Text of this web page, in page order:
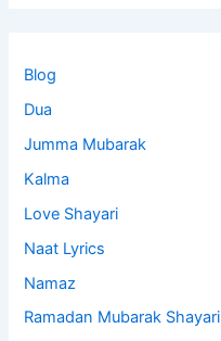
Blog
Dua
Jumma Mubarak
Kalma
Love Shayari
Naat Lyrics
Namaz
Ramadan Mubarak Shayari